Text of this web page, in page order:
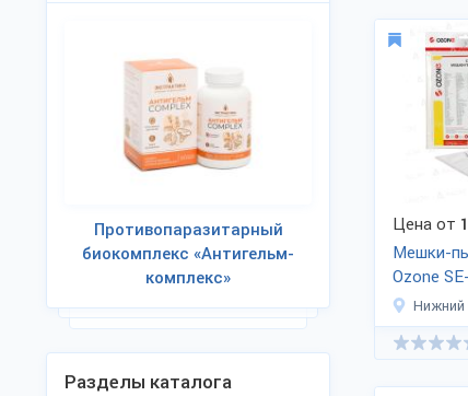
Цена от
Мешки-
Ozone
Нижний
Противопаразитарный
биокомплекс «Антигельм-
комплекс»
Разделы каталога